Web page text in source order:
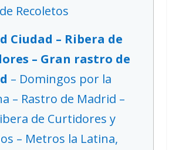
Recoletos
Ciudad – Ribera de
– Gran rastro de
– Domingos por la
– Rastro de Madrid –
de Curtidores y
– Metros la Latina,